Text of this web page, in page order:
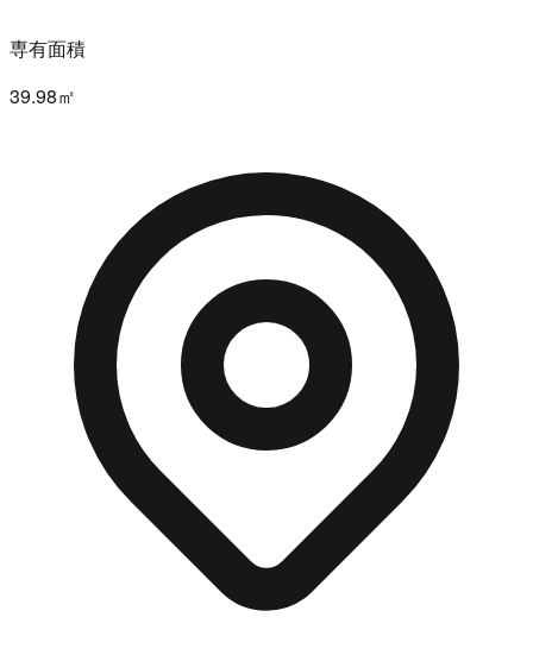
専有面積
39.98㎡